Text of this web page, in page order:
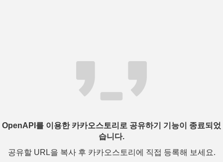
OpenAPI를 이용한 카카오스토리로 공유하기 기능이 종료되었
습니다.
공유할 URL을 복사 후 카카오스토리에 직접 등록해 보세요.